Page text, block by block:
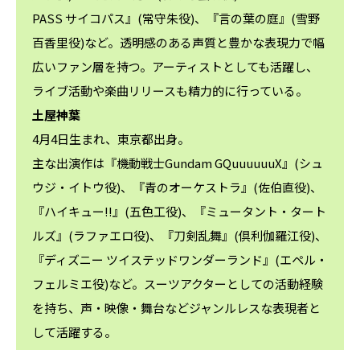
PASS サイコパス』(常守朱役)、『言の葉の庭』(雪野
百香里役)など。透明感のある声質と豊かな表現力で幅
広いファン層を持つ。アーティストとしても活躍し、
ライブ活動や楽曲リリースも精力的に行っている。
土屋神葉
4月4日生まれ、東京都出身。
主な出演作は『機動戦士Gundam GQuuuuuuX』(シュ
ウジ・イトウ役)、『青のオーケストラ』(佐伯直役)、
『ハイキュー!!』(五色工役)、『ミュータント・タート
ルズ』(ラファエロ役)、『刀剣乱舞』(倶利伽羅江役)、
『ディズニー ツイステッドワンダーランド』(エペル・
フェルミエ役)など。スーツアクターとしての活動経験
を持ち、声・映像・舞台などジャンルレスな表現者と
して活躍する。